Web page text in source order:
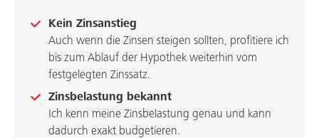
Kein Zinsanstieg
Auch wenn die Zinsen steigen sollten, profitiere ich
bis zum Ablauf der Hypothek weiterhin vom
festgelegten Zinssatz.
Zinsbelastung bekannt
Ich kenn meine Zinsbelastung genau und kann
dadurch exakt budgetieren.